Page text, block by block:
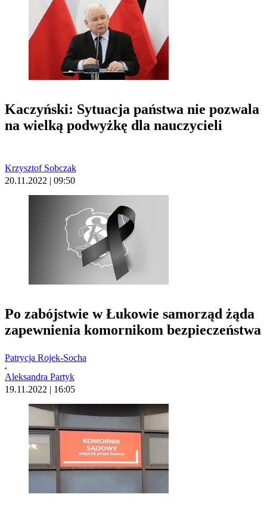
Kaczyński: Sytuacja państwa nie pozwala
na wielką podwyżkę dla nauczycieli
Krzysztof Sobczak
20.11.2022 | 09:50
Po zabójstwie w Łukowie samorząd żąda
zapewnienia komornikom bezpieczeństwa
Patrycja Rojek-Socha
Aleksandra Partyk
19.11.2022 | 16:05